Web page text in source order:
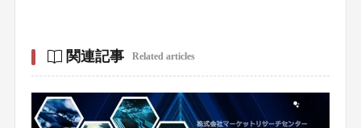
関連記事 Related articles